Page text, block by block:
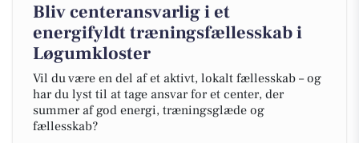
Bliv centeransvarlig i et
energifyldt træningsfællesskab i
Løgumkloster
Vil du være en del af et aktivt, lokalt fællesskab – og
har du lyst til at tage ansvar for et center, der
summer af god energi, træningsglæde og
fællesskab?